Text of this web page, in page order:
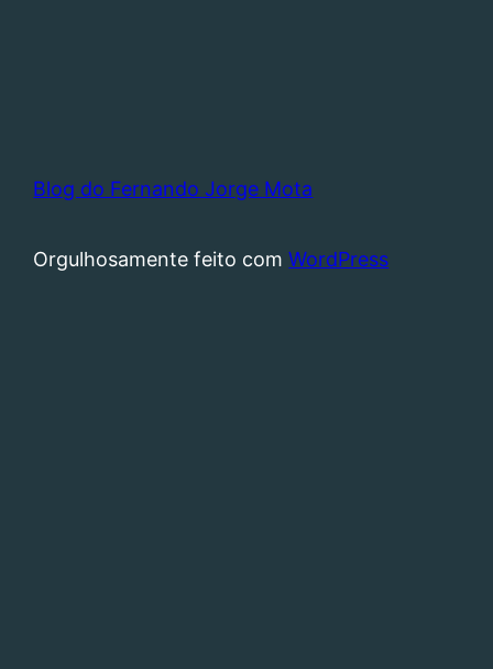
Blog do Fernando Jorge Mota
Orgulhosamente feito comWordPress